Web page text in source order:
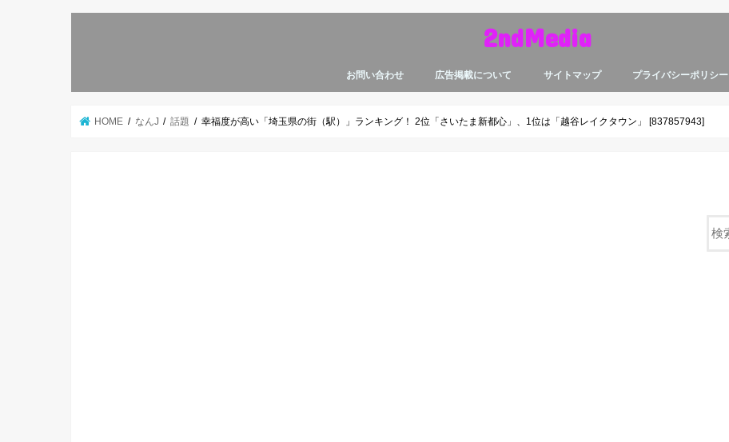
2ndMedia
お問い合わせ 広告掲載について サイトマップ プライバシーポリシー
HOME なんJ 話題 幸福度が高い「埼玉県の街（駅）」ランキング！ 2位「さいたま新都心」、1位は「越谷レイクタウン」 [837857943]